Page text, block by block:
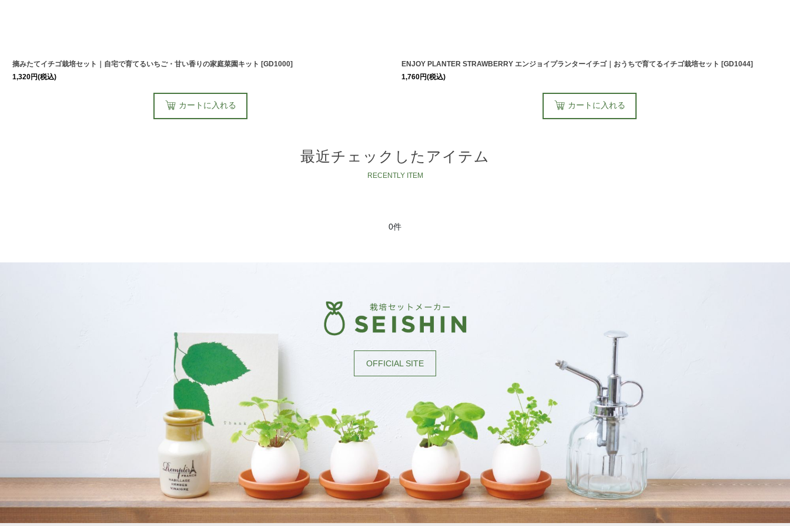
摘みたてイチゴ栽培セット｜自宅で育てるいちご・甘い香りの家庭菜園キット [GD1000]
1,320円(税込)
カートに入れる
ENJOY PLANTER STRAWBERRY エンジョイプランターイチゴ｜おうちで育てるイチゴ栽培セット [GD1044]
1,760円(税込)
カートに入れる
最近チェックしたアイテム
0件
OFFICIAL SITE